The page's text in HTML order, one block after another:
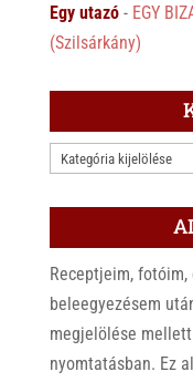
Egy utazó- EGY
(Szilsárkány)
KATEGÓRIÁK
Receptjeim,
beleegyezésem
megjelölése
nyomtatásban. Ez